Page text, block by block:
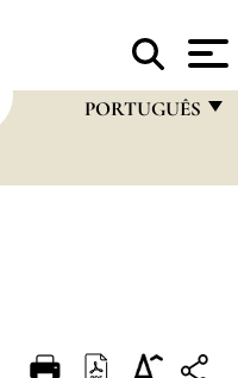
PORTUGUÊS